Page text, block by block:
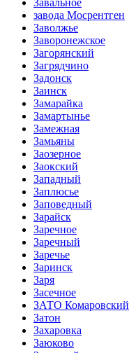
завода Мосрентген
Заволжье
Заворонежское
Загорянский
Загрядчино
Задонск
Заинск
Замарайка
Замартынье
Замежная
Замьяны
Заозерное
Заокский
Западный
Заплюсье
Заповедный
Зарайск
Заречное
Заречный
Заречье
Заринск
Заря
Засечное
ЗАТО Комаровский
Затон
Захаровка
Заюково